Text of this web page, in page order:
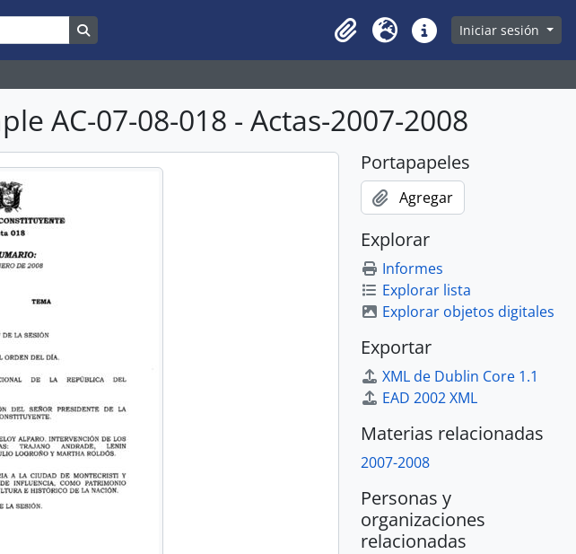
Clipboard
Idioma Enlaces rápidos
Iniciar sesión
AC-07-08-018 - Actas-2007-2008
Portapapeles
Agregar
Explorar
Informes
Explorar lista
Explorar objetos digitales
Exportar
XML de Dublin Core 1.1
EAD 2002 XML
Materias relacionadas
2007-2008
Personas y
organizaciones
relacionadas